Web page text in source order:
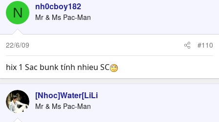
N nh0cboy182
Mr & Ms Pac-Man
22/6/09 #110
hix 1 Sac bunk tính nhieu SC
[Nhoc]Water[LiLi
Mr & Ms Pac-Man